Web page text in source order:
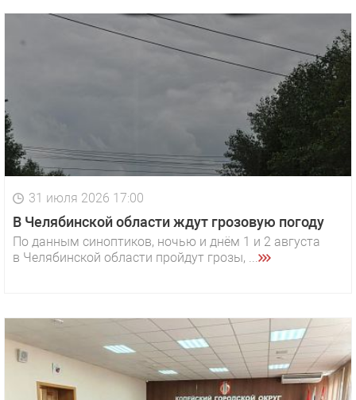
31 июля 2026 17:00
В Челябинской области ждут грозовую погоду
По данным синоптиков, ночью и днём 1 и 2 августа
в Челябинской области пройдут грозы, ...